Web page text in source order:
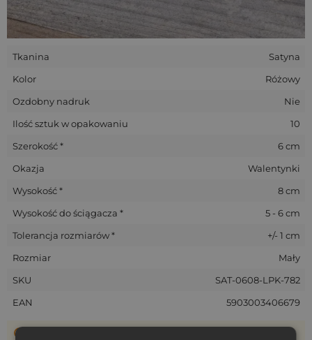
Tkanina
Satyna
Kolor
Różowy
Ozdobny nadruk
Nie
Ilość sztuk w opakowaniu
10
Szerokość *
6 cm
Okazja
Walentynki
Wysokość *
8 cm
Wysokość do ściągacza *
5 - 6 cm
Tolerancja rozmiarów *
+/- 1 cm
Rozmiar
Mały
SKU
SAT-0608-LPK-782
EAN
5903003406679